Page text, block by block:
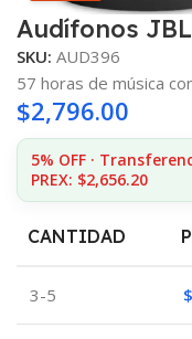
Audífonos
SKU: AUD396
57 horas de música
$2,796.00
5% OFF ·
PREX: $2,656.20
CANTIDAD
3-5 $